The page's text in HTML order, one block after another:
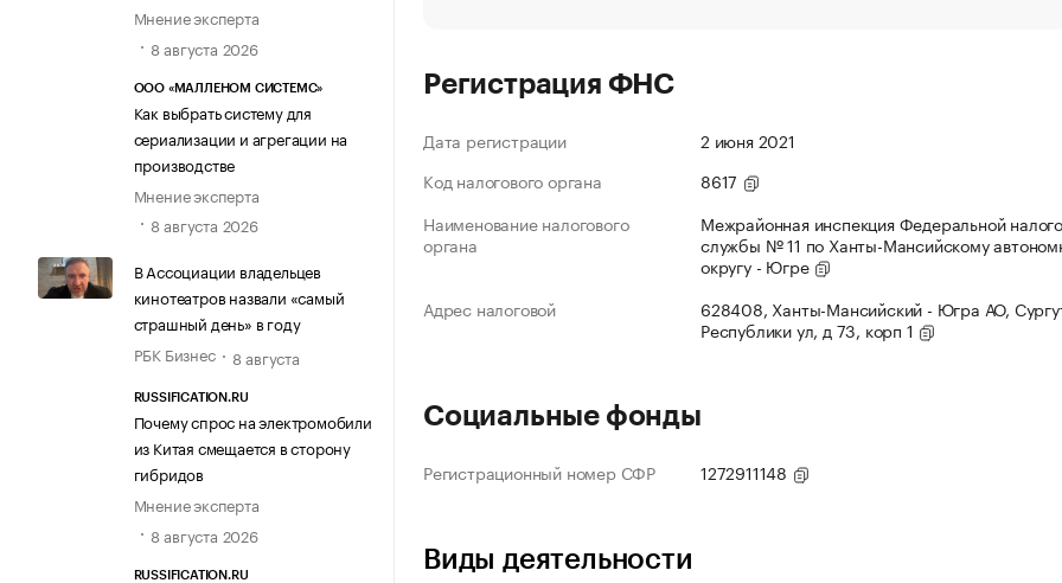
Мнение эксперта
8 августа 2026
ООО «МАЛЛЕНОМ СИСТЕМС»
Как выбрать систему для
сериализации и агрегации на
производстве
Мнение эксперта
8 августа 2026
В Ассоциации владельцев
кинотеатров назвали «самый
страшный день» в году
РБК Бизнес
8 августа
RUSSIFICATION.RU
Почему спрос на электромобили
из Китая смещается в сторону
гибридов
Мнение эксперта
8 августа 2026
RUSSIFICATION.RU
Регистрация ФНС
Дата регистрации
2 июня 2021
Код налогового органа
8617
Наименование налогового
органа
Межрайонная инспекция Федеральной
службы № 11 по Ханты-Мансийскому
округу - Югре
Адрес налоговой
628408, Ханты-Мансийский - Югра АО,
Республики ул, д 73, корп 1
Социальные фонды
Регистрационный номер СФР 1272911148
Виды деятельности